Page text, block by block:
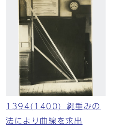
1394(1400)_縄垂みの
法により曲線を求出